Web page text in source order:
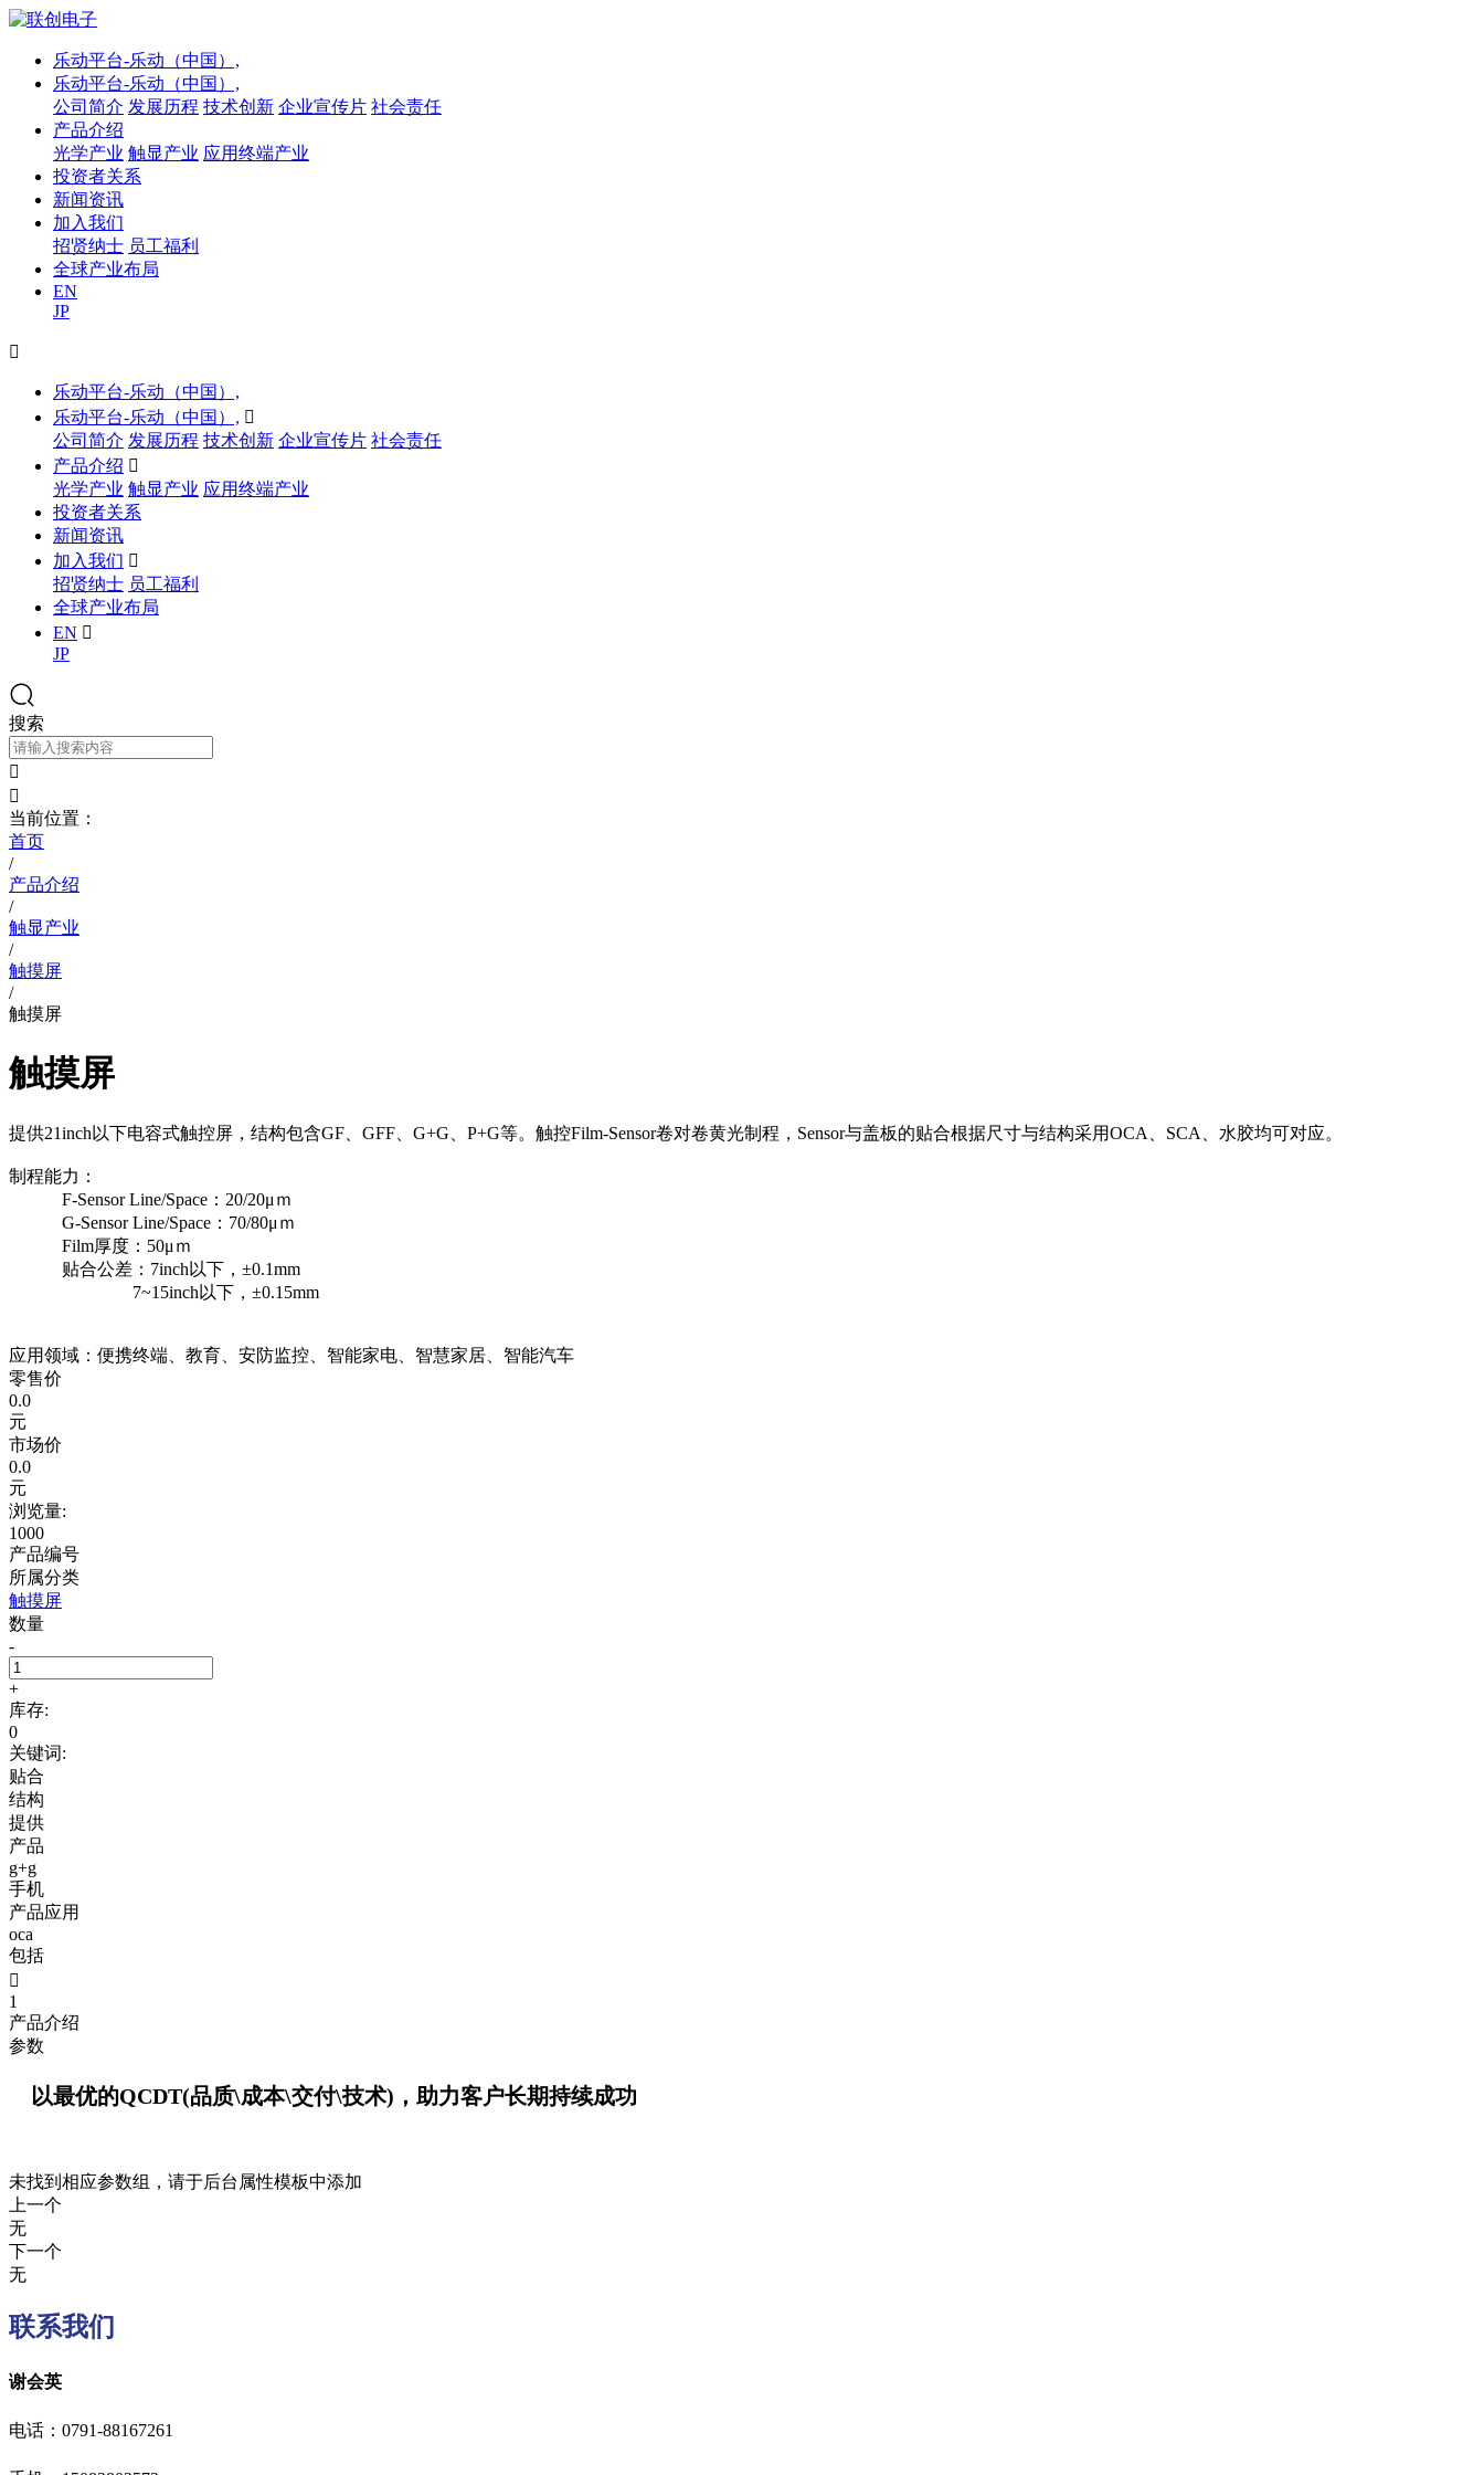
乐动平台-乐动（中国）,
乐动平台-乐动（中国）,
公司简介 发展历程 技术创新 企业宣传片 社会责任
产品介绍
光学产业 触显产业 应用终端产业
投资者关系
新闻资讯
加入我们
招贤纳士 员工福利
全球产业布局
EN
JP

乐动平台-乐动（中国）,
乐动平台-乐动（中国）, 
公司简介 发展历程 技术创新 企业宣传片 社会责任
产品介绍 
光学产业 触显产业 应用终端产业
投资者关系
新闻资讯
加入我们 
招贤纳士 员工福利
全球产业布局
EN 
JP
搜索


当前位置：
首页
/
产品介绍
/
触显产业
/
触摸屏
/
触摸屏
触摸屏
提供21inch以下电容式触控屏，结构包含GF、GFF、G+G、P+G等。触控Film-Sensor卷对卷黄光制程，Sensor与盖板的贴合根据尺寸与结构采用OCA、SCA、水胶均可对应。
制程能力：
F-Sensor Line/Space：20/20μｍ
G-Sensor Line/Space：70/80μｍ
Film厚度：50μｍ
贴合公差：7inch以下，±0.1mm
7~15inch以下，±0.15mm
应用领域：便携终端、教育、安防监控、智能家电、智慧家居、智能汽车
零售价
0.0
元
市场价
0.0
元
浏览量:
1000
产品编号
所属分类
触摸屏
数量
-
+
库存:
0
关键词:
贴合
结构
提供
产品
g+g
手机
产品应用
oca
包括

1
产品介绍
参数
以最优的QCDT(品质\成本\交付\技术)，助力客户长期持续成功
未找到相应参数组，请于后台属性模板中添加
上一个
无
下一个
无
联系我们
谢会英
电话：0791-88167261